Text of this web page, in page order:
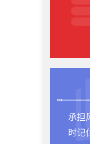
承担
时记